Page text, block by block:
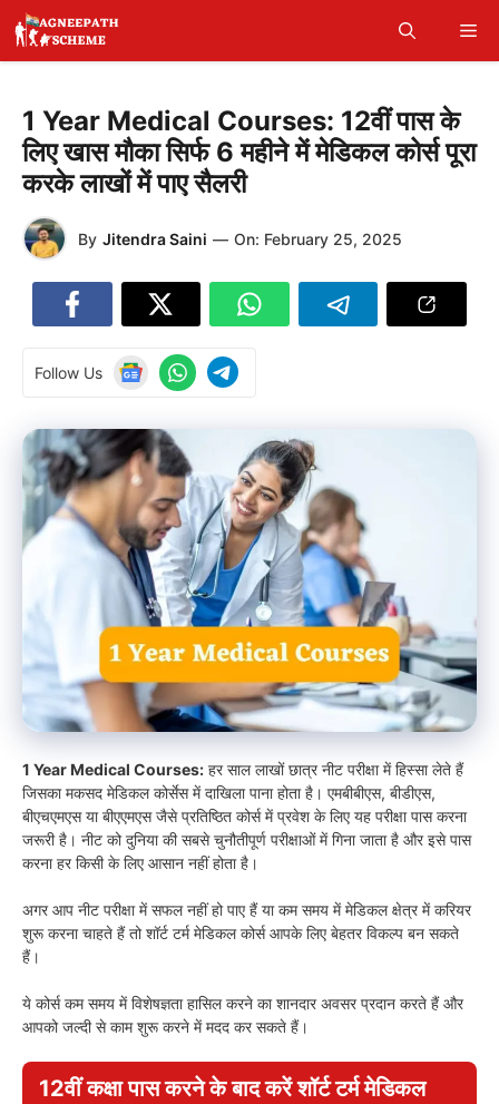
Skip
content
1 Year Medical Courses: 12वीं पास के
लिए खास मौका सिर्फ 6 महीने में मेडिकल कोर्स पूरा
करके लाखों में पाए सैलरी
By Jitendra Saini — On: February 25, 2025
Follow Us
1 Year Medical Courses: हर साल लाखों छात्र नीट परीक्षा में हिस्सा लेते हैं
जिसका मकसद मेडिकल कोर्सेस में दाखिला पाना होता है। एमबीबीएस, बीडीएस,
बीएचएमएस या बीएएमएस जैसे प्रतिष्ठित कोर्स में प्रवेश के लिए यह परीक्षा पास करना
जरूरी है। नीट को दुनिया की सबसे चुनौतीपूर्ण परीक्षाओं में गिना जाता है और इसे पास
करना हर किसी के लिए आसान नहीं होता है।
अगर आप नीट परीक्षा में सफल नहीं हो पाए हैं या कम समय में मेडिकल क्षेत्र में करियर
शुरू करना चाहते हैं तो शॉर्ट टर्म मेडिकल कोर्स आपके लिए बेहतर विकल्प बन सकते
हैं।
ये कोर्स कम समय में विशेषज्ञता हासिल करने का शानदार अवसर प्रदान करते हैं और
आपको जल्दी से काम शुरू करने में मदद कर सकते हैं।
12वीं कक्षा पास करने के बाद करें शॉर्ट टर्म मेडिकल